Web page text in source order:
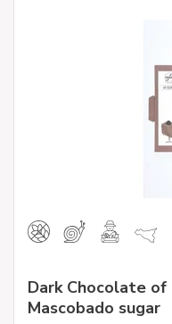
Dark Chocolate
Mascobado sugar